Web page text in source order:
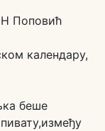
Поповић
календару,
беше